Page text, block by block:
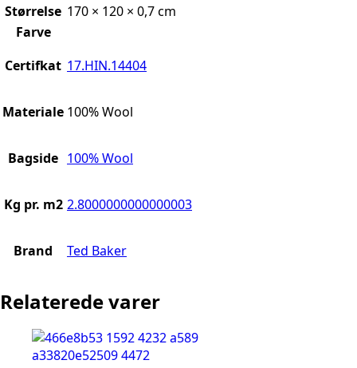
Størrelse 170 × 120 × 0,7 cm
Farve
Certifkat 17.HIN.14404
Materiale 100% Wool
Bagside 100% Wool
Kg pr. m2 2.8000000000000003
Brand Ted Baker
Relaterede varer